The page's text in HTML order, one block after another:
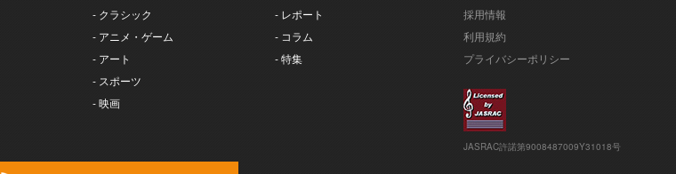
- クラシック
- アニメ・ゲーム
- アート
- スポーツ
- 映画
- レポート
- コラム
- 特集
採用情報
利用規約
プライバシーポリシー
JASRAC許諾第9008487009Y31018号